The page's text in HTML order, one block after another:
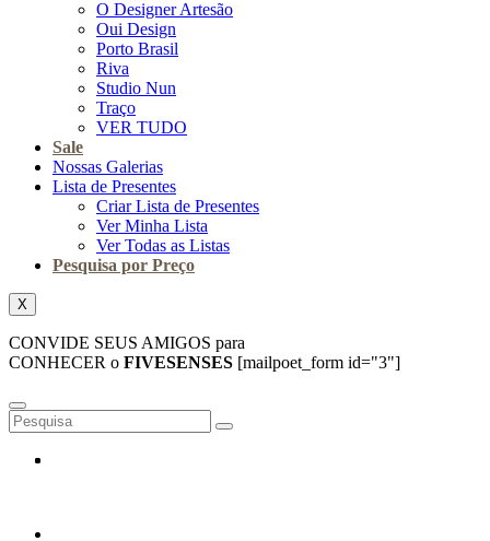
O Designer Artesão
Oui Design
Porto Brasil
Riva
Studio Nun
Traço
VER TUDO
Sale
Nossas Galerias
Lista de Presentes
Criar Lista de Presentes
Ver Minha Lista
Ver Todas as Listas
Pesquisa por Preço
X
CONVIDE SEUS AMIGOS para
CONHECER o FIVESENSES [mailpoet_form id="3"]